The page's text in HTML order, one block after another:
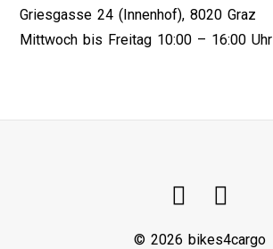
Griesgasse 24 (Innenhof), 8020 Graz
Mittwoch bis Freitag 10:00 – 16:00 Uhr
© 2026 bikes4cargo